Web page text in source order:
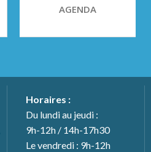
AGENDA
Horaires :
Du lundi au jeudi :
9h-12h / 14h-17h30
Le vendredi : 9h-12h